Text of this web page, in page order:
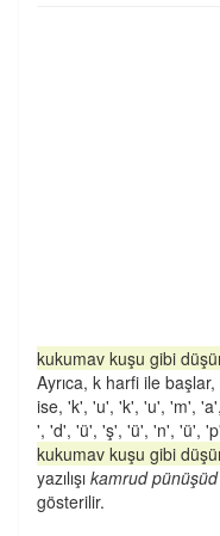
kukumav kuşu gibi
Ayrıca, k harfi ile
ise, 'k', 'u', 'k', 'u', 'm',
', 'd', 'ü', 'ş', 'ü', 'n', 'ü',
kukumav kuşu gibi
yazılışı kamrud
gösterilir.